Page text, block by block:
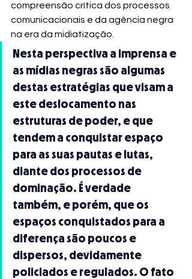
compreensão crítica dos processos
comunicacionais e da agência negra
na era da midiatização.
Nesta perspectiva a imprensa e
as mídias negras são algumas
destas estratégias que visam a
este deslocamento nas
estruturas de poder, e que
tendem a conquistar espaço
para as suas pautas e lutas,
diante dos processos de
dominação. É verdade
também, e porém, que os
espaços conquistados para a
diferença são poucos e
dispersos, devidamente
policiados e regulados. O fato